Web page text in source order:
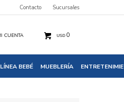
LÍNEA BEBÉ MUEBLERÍA
USD 0
Contacto Sucursales